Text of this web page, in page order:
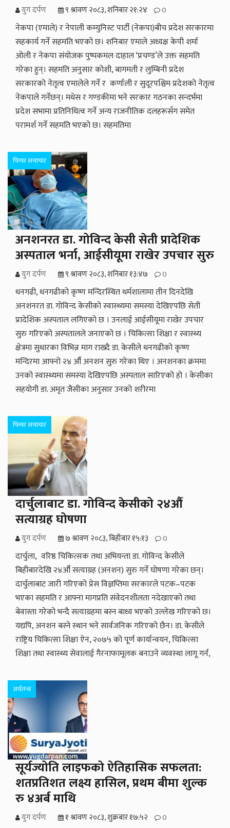
युग दर्पण ९ श्रावण २०८३, शनिबार २१:२४ 0
नेकपा (एमाले) र नेपाली कम्युनिस्ट पार्टी (नेकपा)बीच प्रदेश सरकारमा
सहकार्य गर्ने सहमति भएको छ। शनिबार एमाले अध्यक्ष केपी शर्मा
ओली र नेकपा संयोजक पुष्पकमल दाहाल ‘प्रचण्ड’ले उक्त सहमति
गरेका हुन्। सहमति अनुसार कोशी, बागमती र लुम्बिनी प्रदेश
सरकारको नेतृत्व एमालेले गर्ने र कर्णाली र सुदूरपश्चिम प्रदेशको नेतृत्व
नेकपाले गर्नेछन्। मधेस र गण्डकीमा भने सरकार गठनका सन्दर्भमा
प्रदेश सभामा प्रतिनिधित्व गर्ने अन्य राजनीतिक दलहरूसँग समेत
परामर्श गर्ने सहमति भएको छ। सहमतिमा
फिचर समाचार
अनशनरत डा. गोविन्द केसी सेती प्रादेशिक
अस्पताल भर्ना, आईसीयूमा राखेर उपचार सुरु
युग दर्पण ९ श्रावण २०८३, शनिबार १३:४७ 0
धनगढी, धनगढीको कृष्ण मन्दिरस्थित धर्मशालामा तीन दिनदेखि
अनशनरत डा. गोविन्द केसीको स्वास्थ्यमा समस्या देखिएपछि सेती
प्रादेशिक अस्पताल लगिएको छ । उनलाई आईसीयूमा राखेर उपचार
सुरु गरिएको अस्पतालले जनाएको छ । चिकित्सा शिक्षा र स्वास्थ्य
क्षेत्रमा सुधारका विभिन्न माग राख्दै डा. केसीले धनगढीको कृष्ण
मन्दिरमा आफ्नो २४ औँ अनशन सुरु गरेका थिए । अनशनका क्रममा
उनको स्वास्थ्यमा समस्या देखिएपछि अस्पताल सारिएको हो । केसीका
सहयोगी डा. अमृत जैसीका अनुसार उनको शरीरमा
फिचर समाचार
दार्चुलाबाट डा. गोविन्द केसीको २४औँ
सत्याग्रह घोषणा
युग दर्पण ७ श्रावण २०८३, बिहीबार १५:१३ 0
दार्चुला, वरिष्ठ चिकित्सक तथा अभियन्ता डा. गोविन्द केसीले
बिहीबारदेखि २४औँ सत्याग्रह (अनशन) सुरु गर्ने घोषणा गरेका छन्।
दार्चुलाबाट जारी गरिएको प्रेस विज्ञप्तिमा सरकारले पटक–पटक
भएका सहमति र आफ्ना मागप्रति संवेदनशीलता नदेखाएको तथा
बेवास्ता गरेको भन्दै सत्याग्रहमा बस्न बाध्य भएको उल्लेख गरिएको छ।
यद्यपि, अनशन बस्ने स्थान भने सार्वजनिक गरिएको छैन। डा. केसीले
राष्ट्रिय चिकित्सा शिक्षा ऐन, २०७५ को पूर्ण कार्यान्वयन, चिकित्सा
शिक्षा तथा स्वास्थ्य सेवालाई गैरनाफामूलक बनाउने व्यवस्था लागू गर्न,
अर्थतन्त्र
सूर्यज्योति लाइफको ऐतिहासिक सफलता:
शतप्रतिशत लक्ष्य हासिल, प्रथम बीमा शुल्क
रु ४अर्ब माथि
युग दर्पण १ श्रावण २०८३, शुक्रबार १७:५२ 0